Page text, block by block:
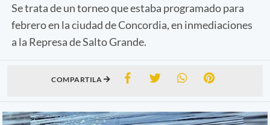
Se trata de un torneo que estaba programado para
febrero en la ciudad de Concordia, en inmediaciones
a la Represa de Salto Grande.
COMPARTILA